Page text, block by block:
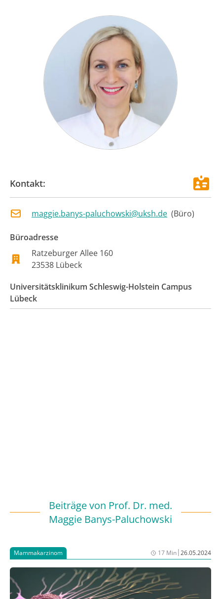
Kontakt:
maggie.banys-paluchowski@uksh.de (Büro)
Büroadresse
Ratzeburger Allee 160
23538 Lübeck
Universitätsklinikum Schleswig-Holstein Campus
Lübeck
Beiträge von Prof. Dr. med.
Maggie Banys-Paluchowski
Mammakarzinom 17 Min|26.05.2024